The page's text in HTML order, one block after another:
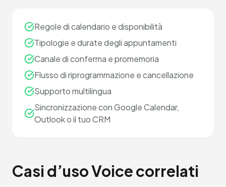
Regole di calendario e disponibilità
Tipologie e durate degli appuntamenti
Canale di conferma e promemoria
Flusso di riprogrammazione e cancellazione
Supporto multilingua
Sincronizzazione con Google Calendar,
Outlook o il tuo CRM
Casi d’uso Voice correlati